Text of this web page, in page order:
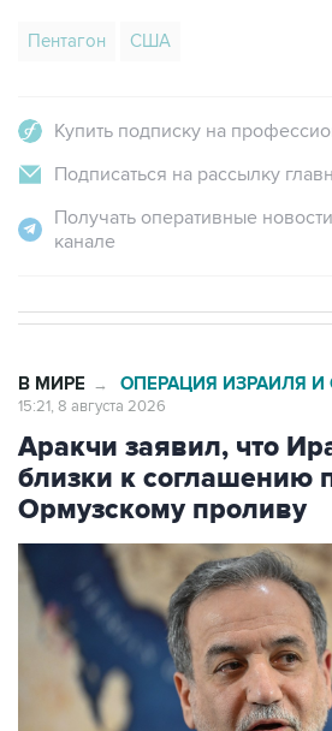
Пентагон США
Купить подписку на
Подписаться на рассылку
Получать оперативные
канале
В МИРЕ → ОПЕРАЦИЯ ИЗРАИЛЯ
15:21, 8 августа 2026
Аракчи заявил, что
близки к соглашению
Ормузскому проливу